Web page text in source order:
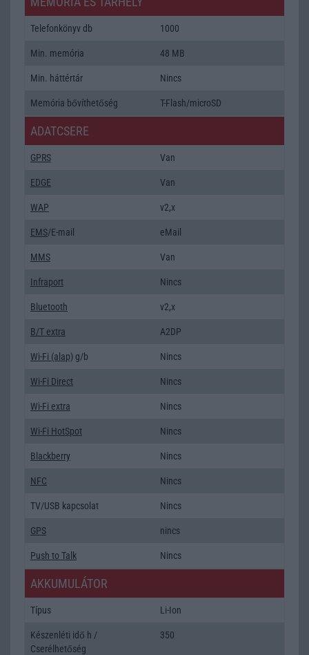
Telefonkönyv db 1000
Min. memória 48 MB
Min. háttértár Nincs
Memória bővíthetőség T-Flash/microSD
ADATCSERE
GPRS Van
EDGE Van
WAP v2,x
EMS/E-mail eMail
MMS Van
Infraport Nincs
Bluetooth v2,x
B/T extra A2DP
Wi-Fi (alap) g/b Nincs
Wi-Fi Direct Nincs
Wi-Fi extra Nincs
Wi-Fi HotSpot Nincs
Blackberry Nincs
NFC Nincs
TV/USB kapcsolat Nincs
GPS nincs
Push to Talk Nincs
AKKUMULÁTOR
Típus Li-Ion
Készenléti idő h /
Cserélhetőség
350